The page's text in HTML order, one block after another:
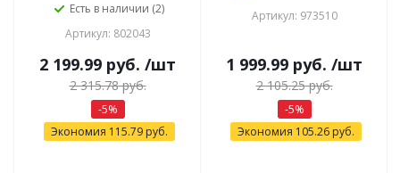
Есть в наличии (2)
Артикул: 802043
2 199.99 руб. /шт
2 315.78руб.
-5%
Экономия 115.79руб.
Артикул: 973510
1 999.99 руб. /шт
2 105.25руб.
-5%
Экономия 105.26руб.